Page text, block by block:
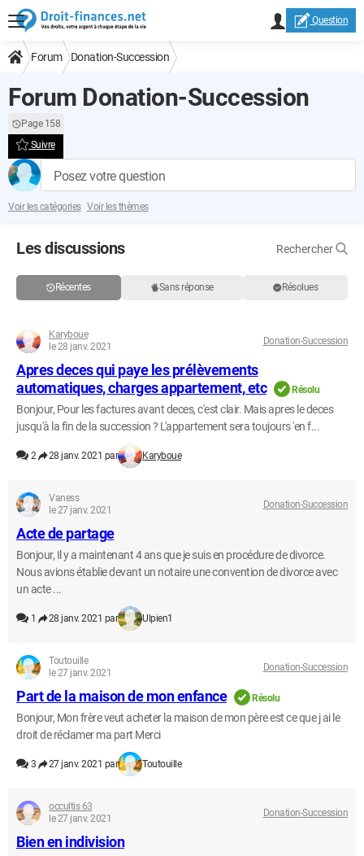
Question
Forum Donation-Succession
Forum Donation-Succession
Page 158
Suivre
Posez votre question
Voir les catégories Voir les thèmes
Les discussions Rechercher
Récentes Sans réponse Résolues
Karyboue
le 28 janv. 2021
Donation-Succession
Apres deces qui paye les prélèvements
automatiques, charges appartement, etc
Résolu
Bonjour, Pour les factures avant deces, c'est clair. Mais apres le deces
jusqu'à la fin de la succession ? L'appartement sera toujours 'en f...
2 28 janv. 2021 par Karyboue
Vaness
le 27 janv. 2021
Donation-Succession
Acte de partage
Bonjour, Il y a maintenant 4 ans que je suis en procédure de divorce.
Nous avions établie devant un notaire une convention de divorce avec
un acte ...
1 28 janv. 2021 par Ulpien1
Toutouille
le 27 janv. 2021
Donation-Succession
Part de la maison de mon enfance Résolu
Bonjour, Mon frère veut acheter la maison de mon père est ce que j ai le
droit de réclamer ma part Merci
3 27 janv. 2021 par Toutouille
occultis 63
le 27 janv. 2021
Donation-Succession
Bien en indivision